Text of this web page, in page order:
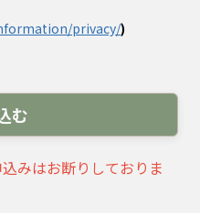
privacy/)
みはお断りしておりま